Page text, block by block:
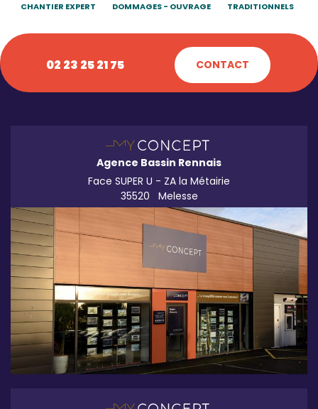
CHANTIER EXPERT
DOMMAGES - OUVRAGE
TRADITIONNELS
02 23 25 21 75 CONTACT
Agence Bassin Rennais
Face SUPER U - ZA la Métairie
35520
Melesse